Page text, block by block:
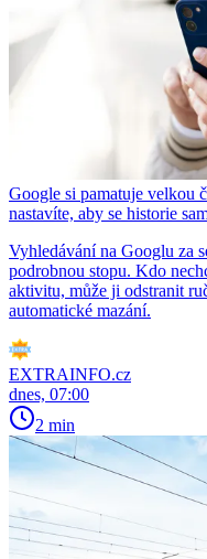
Google si pamatuje velkou
nastavíte, aby se historie
Vyhledávání na Googlu za
podrobnou stopu. Kdo
aktivitu, může ji odstranit
automatické mazání.
EXTRAINFO.cz
dnes, 07:00
2 min